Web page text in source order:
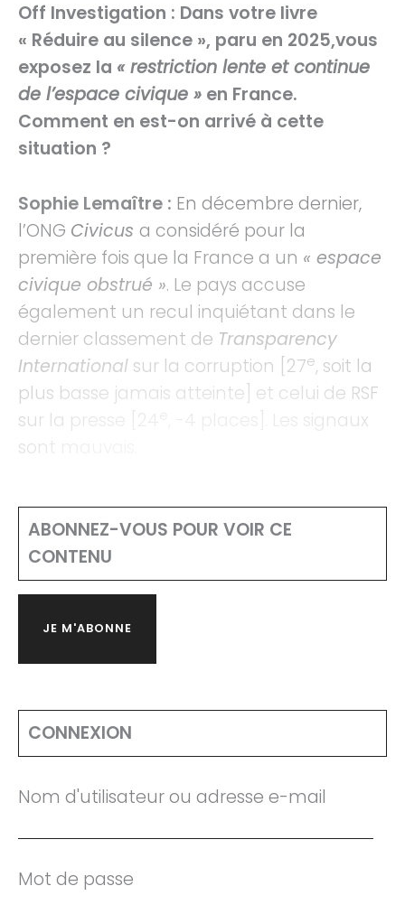
Off Investigation : Dans votre livre
« Réduire au silence », paru en 2025,vous
exposez la « restriction lente et continue
de l’espace civique » en France.
Comment en est-on arrivé à cette
situation ?
Sophie Lemaître : En décembre dernier,
l’ONG Civicus a considéré pour la
première fois que la France a un « espace
civique obstrué ». Le pays accuse
également un recul inquiétant dans le
dernier classement de Transparency
International sur la corruption [27e, soit la
plus basse jamais atteinte] et celui de RSF
sur la presse [24
, -4 places]. Les signaux
sont mauvais.
ABONNEZ-VOUS POUR VOIR CE
CONTENU
JE M'ABONNE
CONNEXION
Nom d'utilisateur ou adresse e-mail
Mot de passe